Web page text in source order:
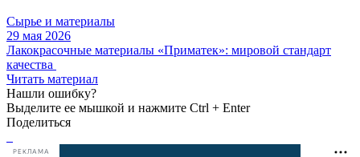
Сырье и материалы
29 мая 2026
Лакокрасочные материалы «Приматек»: мировой стандарт
качества
Читать материал
Нашли ошибку?
Выделите ее мышкой и нажмите Ctrl + Enter
Поделиться
РЕКЛАМА